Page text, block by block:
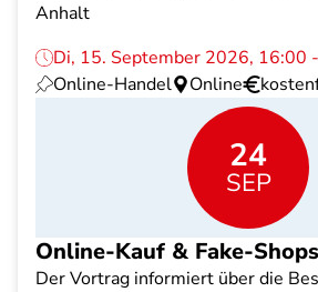
Anhalt
Di, 15. September 2026, 16:00
Online-Handel
Online
24
SEP
Online-Kauf & Fake-Shops
Der Vortrag informiert über die